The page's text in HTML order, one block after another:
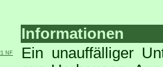
NF
Informationen
Ein unauffälliger